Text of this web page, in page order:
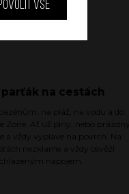
vše
na cestách
na pláž, na vodu a do
Zone. Ať už plný, nebo prázdný,
a vždy vyplave na povrch. Na
nezklame a vždy osvěží
nápojem.